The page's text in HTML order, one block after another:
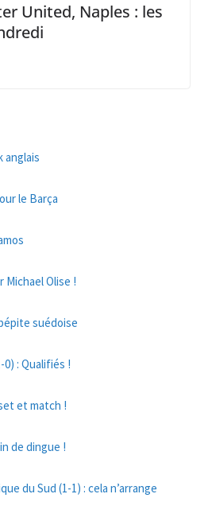
United, Naples : les
anglais
le Barça
Michael Olise !
suédoise
0) : Qualifiés !
et match !
de dingue !
du Sud (1-1) : cela n’arrange